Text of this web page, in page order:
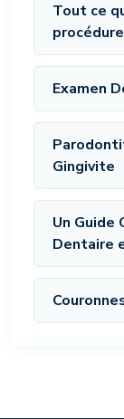
Tout ce
Examen
Gingivite
Un
Dentaire